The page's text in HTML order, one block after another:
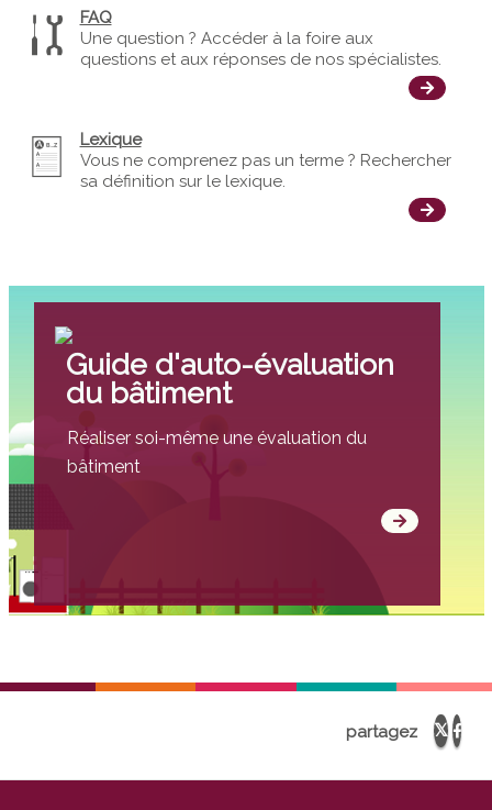
FAQ
Une question ? Accéder à la foire aux
questions et aux réponses de nos spécialistes.
Lexique
Vous ne comprenez pas un terme ? Rechercher
sa définition sur le lexique.
Guide d'auto-évaluation
du bâtiment
Réaliser soi-même une évaluation du
bâtiment
partagez